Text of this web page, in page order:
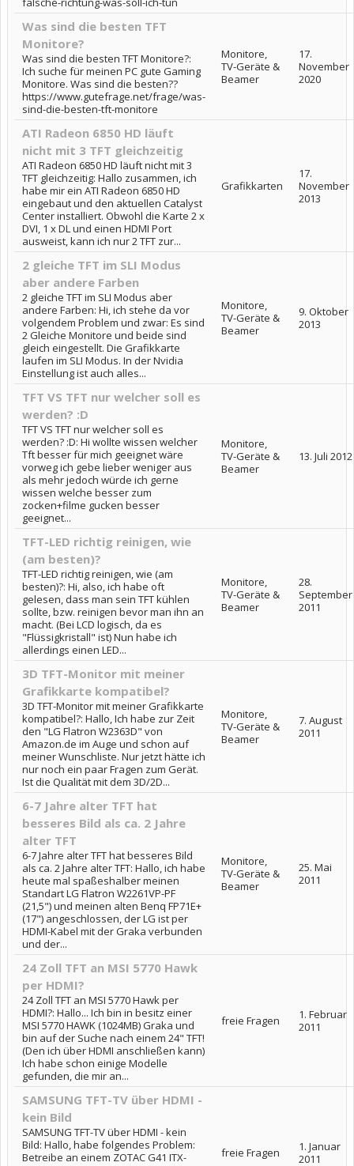
Was sind die besten TFT
Monitore?
Was sind die besten TFT Monitore?:
Ich suche für meinen PC gute Gaming
Monitore. Was sind die besten??
https://www.gutefrage.net/frage/was-
sind-die-besten-tft-monitore
Monitore,
TV-Geräte &
Beamer
17.
November
2020
ATI Radeon 6850 HD läuft
nicht mit 3 TFT gleichzeitig
ATI Radeon 6850 HD läuft nicht mit 3
TFT gleichzeitig: Hallo zusammen, ich
habe mir ein ATI Radeon 6850 HD
eingebaut und den aktuellen Catalyst
Center installiert. Obwohl die Karte 2 x
DVI, 1 x DL und einen HDMI Port
ausweist, kann ich nur 2 TFT zur...
Grafikkarten
17.
November
2013
2 gleiche TFT im SLI Modus
aber andere Farben
2 gleiche TFT im SLI Modus aber
andere Farben: Hi, ich stehe da vor
volgendem Problem und zwar: Es sind
2 Gleiche Monitore und beide sind
gleich eingestellt. Die Grafikkarte
laufen im SLI Modus. In der Nvidia
Einstellung ist auch alles...
Monitore,
TV-Geräte &
Beamer
9. Oktober
2013
TFT VS TFT nur welcher soll es
werden? :D
TFT VS TFT nur welcher soll es
werden? :D: Hi wollte wissen welcher
Tft besser für mich geeignet wäre
vorweg ich gebe lieber weniger aus
als mehr jedoch würde ich gerne
wissen welche besser zum
zocken+filme gucken besser
geeignet...
Monitore,
TV-Geräte &
Beamer
13. Juli 2012
TFT-LED richtig reinigen, wie
(am besten)?
TFT-LED richtig reinigen, wie (am
besten)?: Hi, also, ich habe oft
gelesen, dass man sein TFT kühlen
sollte, bzw. reinigen bevor man ihn an
macht. (Bei LCD logisch, da es
"Flüssigkristall" ist) Nun habe ich
allerdings einen LED...
Monitore,
TV-Geräte &
Beamer
28.
September
2011
3D TFT-Monitor mit meiner
Grafikkarte kompatibel?
3D TFT-Monitor mit meiner Grafikkarte
kompatibel?: Hallo, Ich habe zur Zeit
den "LG Flatron W2363D" von
Amazon.de im Auge und schon auf
meiner Wunschliste. Nur jetzt hätte ich
nur noch ein paar Fragen zum Gerät.
Ist die Qualität mit dem 3D/2D...
Monitore,
TV-Geräte &
Beamer
7. August
2011
6-7 Jahre alter TFT hat
besseres Bild als ca. 2 Jahre
alter TFT
6-7 Jahre alter TFT hat besseres Bild
als ca. 2 Jahre alter TFT: Hallo, ich habe
heute mal spaßeshalber meinen
Standart LG Flatron W2261VP-PF
(21,5") und meinen alten Benq FP71E+
(17") angeschlossen, der LG ist per
HDMI-Kabel mit der Graka verbunden
und der...
Monitore,
TV-Geräte &
Beamer
25. Mai
2011
24 Zoll TFT an MSI 5770 Hawk
per HDMI?
24 Zoll TFT an MSI 5770 Hawk per
HDMI?: Hallo... Ich bin in besitz einer
MSI 5770 HAWK (1024MB) Graka und
bin auf der Suche nach einem 24" TFT!
(Den ich über HDMI anschließen kann)
Ich habe schon einige Modelle
gefunden, die mir an...
freie Fragen
1. Februar
2011
SAMSUNG TFT-TV über HDMI -
kein Bild
SAMSUNG TFT-TV über HDMI - kein
Bild: Hallo, habe folgendes Problem:
Betreibe an einem ZOTAC G41 ITX-
freie Fragen
1. Januar
2011